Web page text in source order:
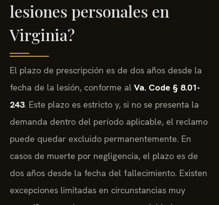
lesiones personales en
Virginia?
El plazo de prescripción es de dos años desde la
fecha de la lesión, conforme al Va. Code § 8.01-
243. Este plazo es estricto y, si no se presenta la
demanda dentro del período aplicable, el reclamo
puede quedar excluido permanentemente. En
casos de muerte por negligencia, el plazo es de
dos años desde la fecha del fallecimiento. Existen
excepciones limitadas en circunstancias muy